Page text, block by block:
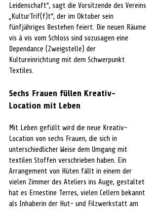
Leidenschaft“, sagt die Vorsitzende des Vereins
„KulturTrif(f)t“, der im Oktober sein
fünfjähriges Bestehen feiert. Die neuen Räume
vis à vis vom Schloss sind sozusagen eine
Dependance (Zweigstelle) der
Kultureinrichtung mit dem Schwerpunkt
Textiles.
Sechs Frauen füllen Kreativ-
Location mit Leben
Mit Leben gefüllt wird die neue Kreativ-
Location von sechs Frauen, die sich in
unterschiedlicher Weise dem Umgang mit
textilen Stoffen verschrieben haben. Ein
Arrangement von Hüten fällt in einem der
vielen Zimmer des Ateliers ins Auge, gestaltet
hat es Ernestine Terres, vielen Cellern bekannt
als Inhaberin der Hut- und Filzwerkstatt am